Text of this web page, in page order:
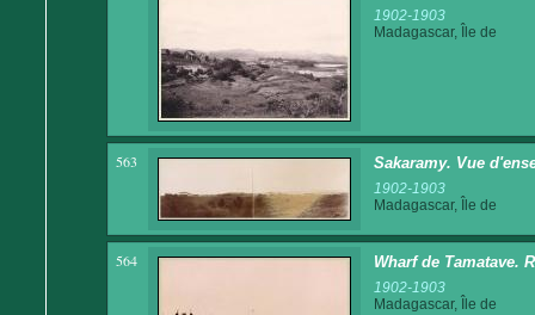
1902-1903
Madagascar, Île de
563 Sakaramy. Vue
1902-1903
Madagascar, Île de
564 Wharf de Tamatave.
1902-1903
Madagascar, Île de